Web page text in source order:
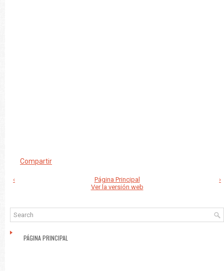
Compartir
‹ ›
Página Principal
Ver la versión web
PÁGINA PRINCIPAL